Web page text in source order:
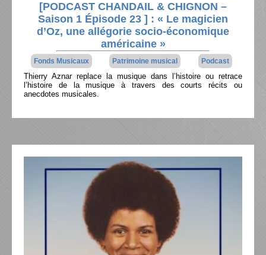
[PODCAST CHANDAIL & CHIGNON –
Saison 1 Épisode 23 ] : « Le magicien
d’Oz, une allégorie socio-économique
américaine »
Fonds Musicaux Patrimoine musical Podcast
Thierry Aznar replace la musique dans l’histoire ou retrace
l’histoire de la musique à travers des courts récits ou
anecdotes musicales.